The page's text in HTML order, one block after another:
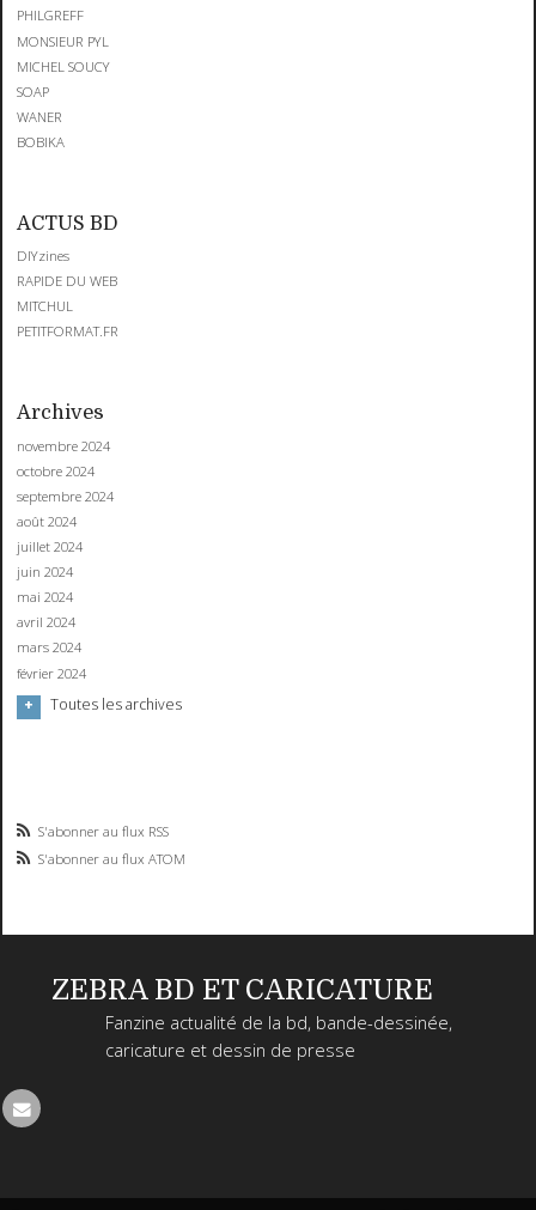
PHILGREFF
MONSIEUR PYL
MICHEL SOUCY
SOAP
WANER
BOBIKA
ACTUS BD
DIYzines
RAPIDE DU WEB
MITCHUL
PETITFORMAT.FR
Archives
novembre 2024
octobre 2024
septembre 2024
août 2024
juillet 2024
juin 2024
mai 2024
avril 2024
mars 2024
février 2024
Toutes les archives
S'abonner au flux RSS
S'abonner au flux ATOM
ZEBRA BD ET CARICATURE
Fanzine actualité de la bd, bande-dessinée,
caricature et dessin de presse